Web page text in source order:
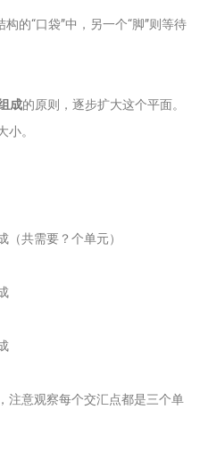
的“口袋”中，另一个“脚”则等待
成的原则，逐步扩大这个平面。
小。
（共需要？个单元）
注意观察每个交汇点都是三个单